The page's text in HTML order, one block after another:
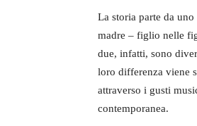
La storia parte da
madre – figlio nelle
due, infatti, sono
loro differenza viene
attraverso i gusti
contemporanea.